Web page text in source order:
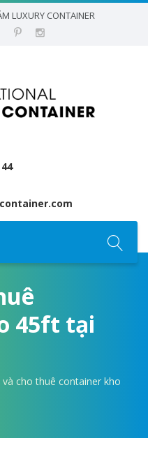
LUXURY CONTAINER
45ft tại
và cho thuê container kho